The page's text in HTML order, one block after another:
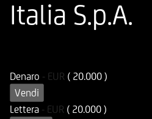
Italia S.p.A.
Denaro - EUR ( 20.000 )
Vendi
Lettera - EUR ( 20.000 )